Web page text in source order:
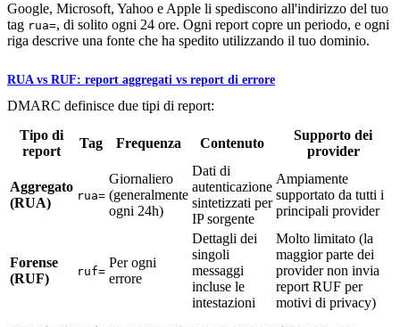
Google, Microsoft, Yahoo e Apple li spediscono all'indirizzo del tuo
tag rua=, di solito ogni 24 ore. Ogni report copre un periodo, e ogni
riga descrive una fonte che ha spedito utilizzando il tuo dominio.
RUA vs RUF: report aggregati vs report di errore
DMARC definisce due tipi di report:
Tipo di
report
Tag Frequenza Contenuto
Supporto dei
provider
Aggregato
(RUA)
rua=
Giornaliero
(generalmente
ogni 24h)
Dati di
autenticazione
sintetizzati per
IP sorgente
Ampiamente
supportato da tutti i
principali provider
Forense
(RUF)
ruf=
Per ogni
errore
Dettagli dei
singoli
messaggi
incluse le
intestazioni
Molto limitato (la
maggior parte dei
provider non invia
report RUF per
motivi di privacy)